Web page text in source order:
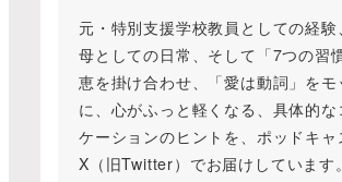
元・特別支援学校教員としての経験
母としての日常、そして「7つの習
恵を掛け合わせ、「愛は動詞」をモ
に、心がふっと軽くなる、具体的な
ケーションのヒントを、ポッドキャ
X（旧Twitter）でお届けしています。